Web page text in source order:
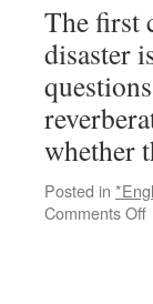
The first
disaster
whether
Posted in
Comments Offon